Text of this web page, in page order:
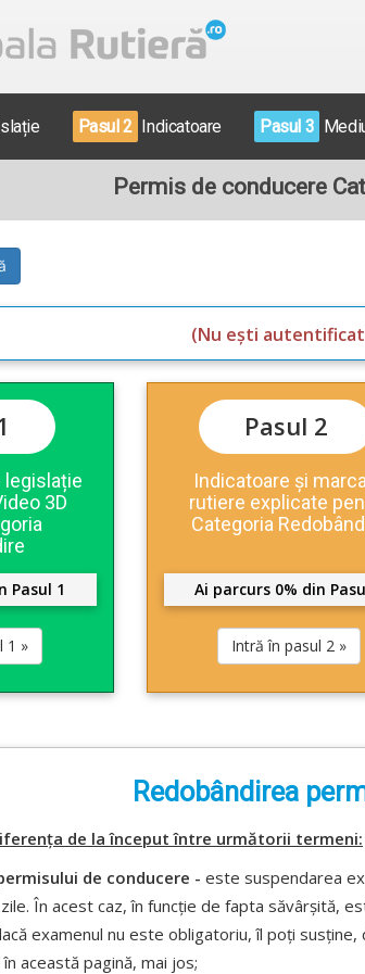
Pasul 2 Indicatoare Pasul 3
Permis de conducere
(Nu ești
legislație
3D
Pasul 1
1 »
Pasul 2
Indicatoare și
rutiere explicate
Categoria
Ai parcurs 0% din
Intră în pasul 2 »
Redobândirea
de la început între următorii termeni:
de conducere - este suspendarea
În acest caz, în funcție de fapta săvârșită,
examenul nu este obligatoriu, îl poți susține,
această pagină, mai jos;